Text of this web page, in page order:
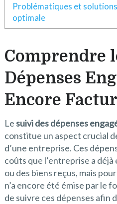
Problématiques et
optimale
Comprendre
Dépenses
Encore
Lesuivi des dépenses
constitue un aspect crucial
d’une entreprise. Ces
coûts que l’entreprise a
ou des biens reçus, mais
n’a encore été émise par le
de suivre ces dépenses afin